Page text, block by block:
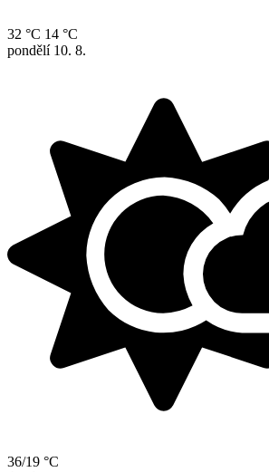
32 °C 14 °C
pondělí 10. 8.
36/19 °C